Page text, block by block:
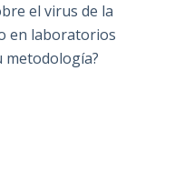
el virus de la
en laboratorios
metodología?